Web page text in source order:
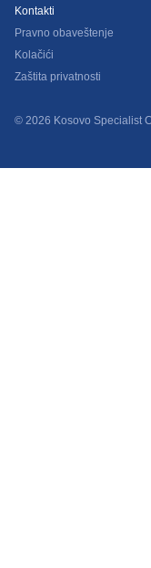
© 2026 Kosovo Specialist
Kontakti
Pravno obaveštenje
Kolačići
Zaštita privatnosti